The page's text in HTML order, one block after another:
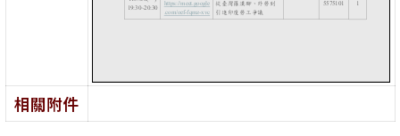
相關附件